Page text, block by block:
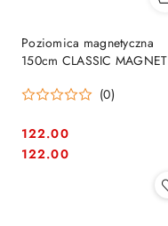
Poziomica magnetyczna
150cm CLASSIC MAGNET
(0)
Cena:
122.00
Cena:
122.00